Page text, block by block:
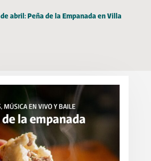
abril: Peña de la Empanada en Villa